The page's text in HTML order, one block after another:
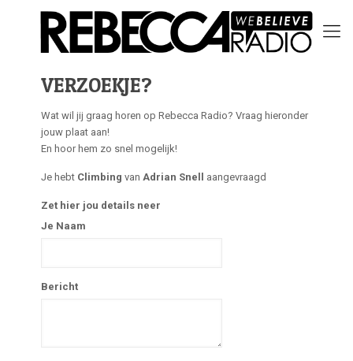
VERZOEKJE?
Wat wil jij graag horen op Rebecca Radio? Vraag hieronder
jouw plaat aan!
En hoor hem zo snel mogelijk!
Je hebt Climbing van Adrian Snell aangevraagd
Zet hier jou details neer
Je Naam
Bericht